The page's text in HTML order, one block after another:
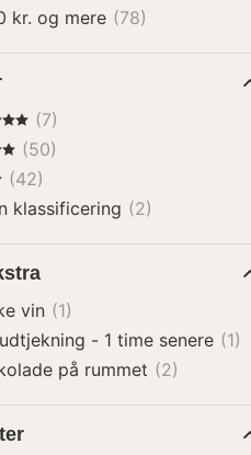
2000 kr. og mere (78)
(7)
(50)
(42)
klassificering (2)
vin (1)
- 1 time senere (1)
på rummet (2)